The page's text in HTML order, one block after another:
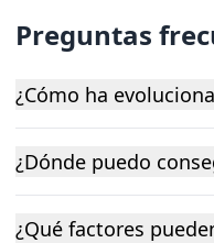
Preguntas
¿Cómo ha
¿Dónde puedo
¿Qué factores